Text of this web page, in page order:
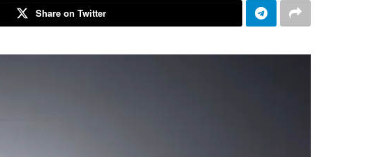
Share on Twitter